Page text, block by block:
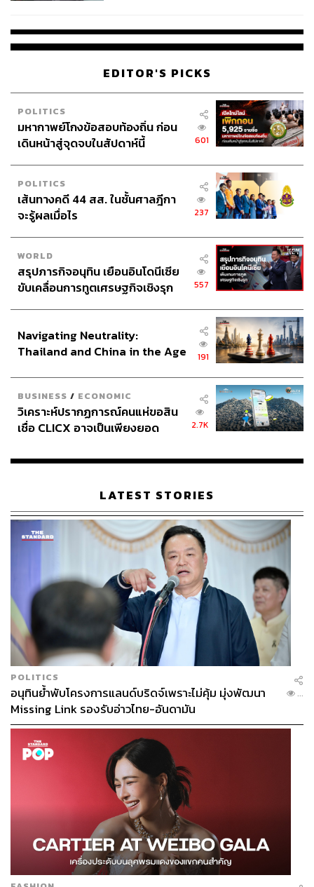
EDITOR'S PICKS
POLITICS
มหากาพย์โกงข้อสอบท้องถิ่น ก่อน
เดินหน้าสู่จุดจบในสัปดาห์นี้
601
POLITICS
เส้นทางคดี 44 สส. ในชั้นศาลฎีกา
จะรู้ผลเมื่อไร
237
WORLD
สรุปภารกิจอนุทิน เยือนอินโดนีเซีย
ขับเคลื่อนการทูตเศรษฐกิจเชิงรุก
557
Navigating Neutrality:
Thailand and China in the Age
191
BUSINESS / ECONOMIC
วิเคราะห์ปรากฏการณ์คนแห่ขอสิน
เชื่อ CLICX อาจเป็นเพียงยอด
เรือนไทยที่ถูกซุกไว้
2.7K
LATEST STORIES
POLITICS
อนุทินย้ำพับโครงการแลนด์บริดจ์เพราะไม่คุ้ม มุ่งพัฒนา
Missing Link รองรับอ่าวไทย-อันดามัน
...